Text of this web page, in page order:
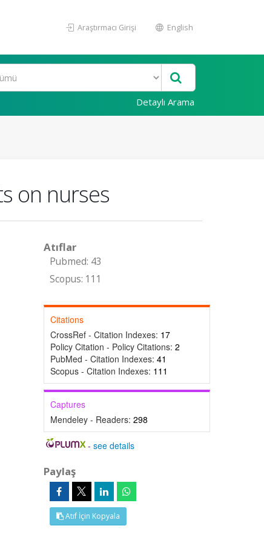
Araştırmacı Girişi English
Detaylı Arama
on nurses
Atıflar
Pubmed: 43
Scopus: 111
Citations
CrossRef - Citation Indexes: 17
Policy Citation - Policy Citations: 2
PubMed - Citation Indexes: 41
Scopus - Citation Indexes: 111
Captures
Mendeley - Readers: 298
-see details
Paylaş
Atıf İçin Kopyala